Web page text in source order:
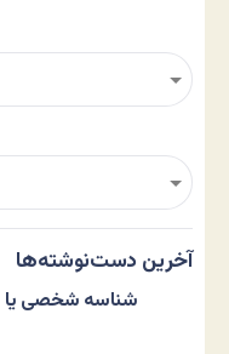
آخرین دست‌نوشته‌ها
شناسه شخصی یا